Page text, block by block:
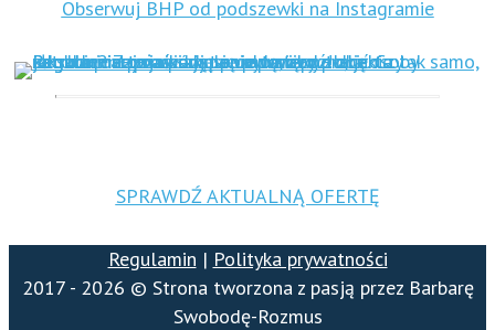
Obserwuj BHP od podszewki na Instagramie
SPRAWDŹ AKTUALNĄ OFERTĘ
Regulamin | Polityka prywatności
2017 - 2026 © Strona tworzona z pasją przez Barbarę
Swobodę-Rozmus